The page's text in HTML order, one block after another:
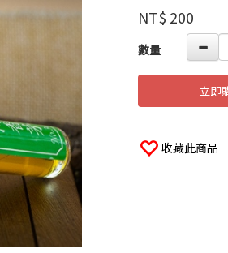
品牌
文
物
NT$ 200
數量
立即
收藏此商品